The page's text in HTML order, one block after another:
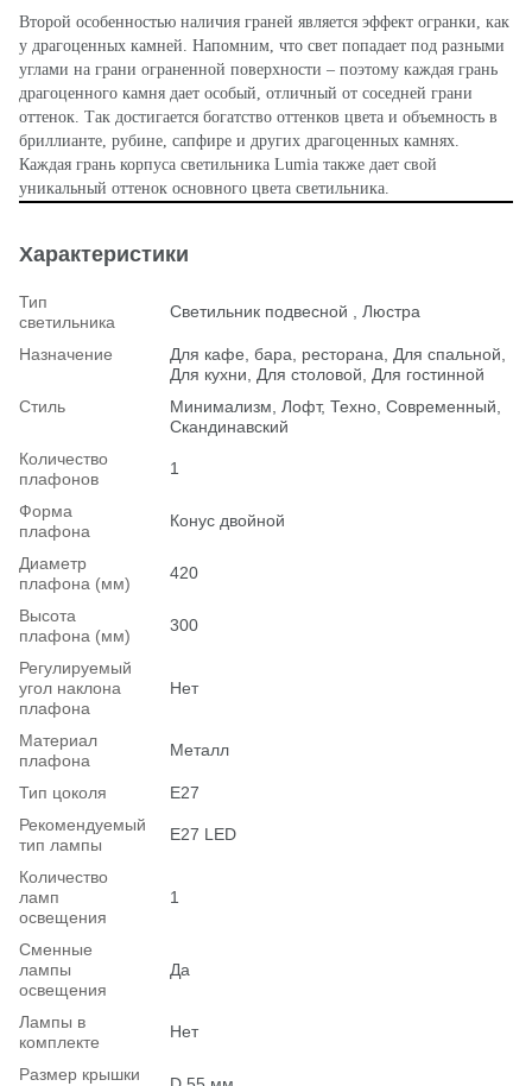
Второй особенностью наличия граней является эффект огранки, как
у драгоценных камней. Напомним, что свет попадает под разными
углами на грани ограненной поверхности – поэтому каждая грань
драгоценного камня дает особый, отличный от соседней грани
оттенок. Так достигается богатство оттенков цвета и объемность в
бриллианте, рубине, сапфире и других драгоценных камнях.
Каждая грань корпуса светильника Lumia также дает свой
уникальный оттенок основного цвета светильника.
Характеристики
Тип
светильника
Светильник подвесной , Люстра
Назначение
Для кафе, бара, ресторана, Для спальной,
Для кухни, Для столовой, Для гостинной
Стиль
Минимализм, Лофт, Техно, Современный,
Скандинавский
Количество
плафонов
1
Форма
плафона
Конус двойной
Диаметр
плафона (мм)
420
Высота
плафона (мм)
300
Регулируемый
угол наклона
плафона
Нет
Материал
плафона
Металл
Тип цоколя
E27
Рекомендуемый
тип лампы
Е27 LED
Количество
ламп
освещения
1
Сменные
лампы
освещения
Да
Лампы в
комплекте
Нет
Размер крышки